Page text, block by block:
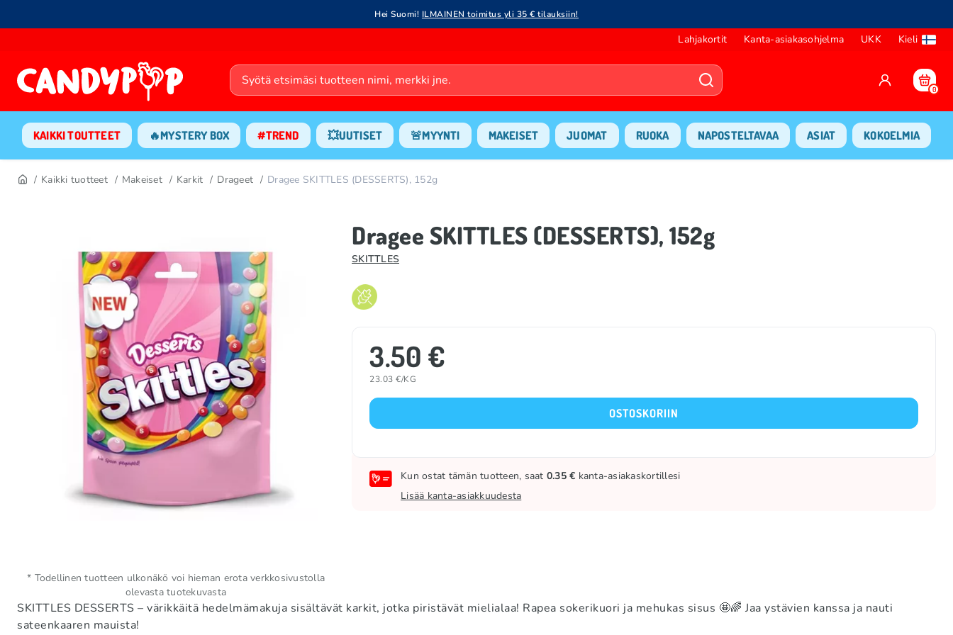
Hei Suomi! ILMAINEN toimitus yli 35 € tilauksiin!
Lahjakortit Kanta-asiakasohjelma UKK Kieli
0
KAIKKI TOUTTEET 🔥MYSTERY BOX #TREND 💥UUTISET 🚨MYYNTI MAKEISET JUOMAT RUOKA NAPOSTELTAVAA ASIAT KOKOELMIA
Kaikki tuotteet Makeiset Karkit Drageet Dragee SKITTLES (DESSERTS), 152g
Dragee SKITTLES (DESSERTS), 152g
SKITTLES
3.50 €
23.03 €/KG
OSTOSKORIIN
Kun ostat tämän tuotteen, saat 0.35 € kanta-asiakaskortillesi
Lisää kanta-asiakkuudesta
SKITTLES DESSERTS – värikkäitä hedelmämakuja sisältävät karkit, jotka piristävät mielialaa! Rapea sokerikuori ja mehukas sisus 🤩🌈 Jaa ystävien kanssa ja nauti
sateenkaaren mauista!
* Todellinen tuotteen ulkonäkö voi hieman erota verkkosivustolla
olevasta tuotekuvasta